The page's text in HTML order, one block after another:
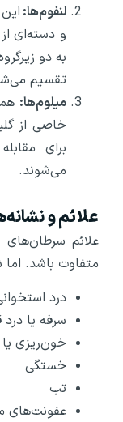
لنفوم‌ها:این
و دسته‌ای
به دو
تقسیم
میلوم‌ها:
خاصی از
برای
می‌شوند.
علائم و نشانه‌ها
علائم
متفاوت باشد. اما
درد
سرفه یا درد
خون‌ریزی یا
خستگی
تب
عفونت‌های